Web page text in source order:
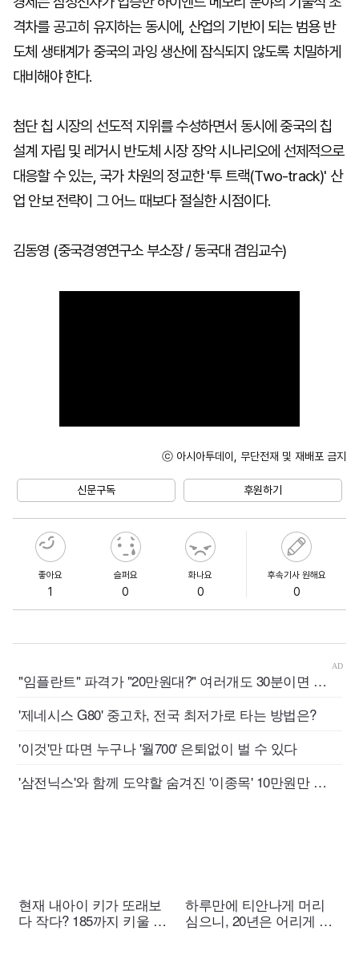
격차를 공고히 유지하는 동시에, 산업의 기반이 되는 범용 반
도체 생태계가 중국의 과잉 생산에 잠식되지 않도록 치밀하게
대비해야 한다.
첨단 칩 시장의 선도적 지위를 수성하면서 동시에 중국의 칩
설계 자립 및 레거시 반도체 시장 장악 시나리오에 선제적으로
대응할 수 있는, 국가 차원의 정교한 '투 트랙(Two-track)' 산
업 안보 전략이 그 어느 때보다 절실한 시점이다.
김동영 (중국경영연구소 부소장 / 동국대 겸임교수)
ⓒ 아시아투데이, 무단전재 및 재배포 금지
신문구독 후원하기
좋아요
1
슬퍼요
0
화나요
0
후속기사 원해요
0